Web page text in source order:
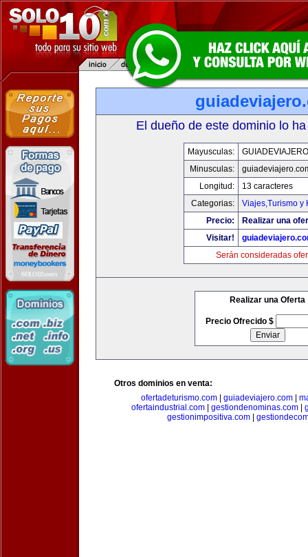
El dueño de este dominio lo
Mayusculas:
Minusculas:
Longitud:
13 caracteres
Categorias:
Viajes,Turismo y
Precio:
Realizar una
Visitar!
Serán consideradas
Realizar una Oferta
Precio Ofrecido $
Otros dominios en venta:
ofertadeturismo.com| guiadeviajero.com|
ofertaindustrial.com| gestiondenominas.com|
gestionimpositiva.com